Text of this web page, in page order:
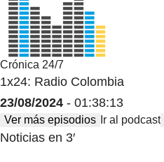
Crónica 24/7
1x24: Radio Colombia
23/08/2024 - 01:38:13
Ver más episodios Ir al podcast
Noticias en 3′